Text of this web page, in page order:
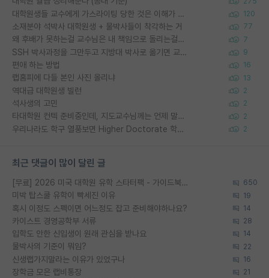
대학원생들 교수에게 가스라이팅 당한 것은 이해가 갑니다. 안타깝네요. 120
소재분야 석박사 대학원생 + 물박사들이 착각하는 거 77
왜 후배가 못하는걸 교수님은 내 책임으로 돌리는걸까요? 7
SSH 박사과정을 그만두고 지방대 박사로 옮기면 교수의 꿈은 끝일까요? 9
편애 하는 방법 16
랩홈피에 다들 본인 사진 올리냐 13
역대급 대학원생 빌런 2
석사생의 고민 2
타대학원 컨텍 준비중인데, 지도교수님께는 언제 말씀드려야 할까요? 2
우리나라도 학구 열풍보면 Higher Doctorate 학위가 필요하다고 봅니다. 2
최근 댓글이 많이 달린 글
[무료] 2026 미국 대학원 유학 스타터팩 - 가이드북 & 합격자 컨택메일 템플릿 650
미박 탑스쿨 유학이 빡세진 이유 19
혹시 이정도 스펙이면 어느정도 잡고 준비해야하나요? 14
카이스트 경영공학부 서류 28
입학도 안한 신입생이 원래 관심을 받나요 14
물박사의 기준이 뭐임? 22
신생랩가지말라는 이유가 있었구나 16
장학금 모은 랩비통장 21